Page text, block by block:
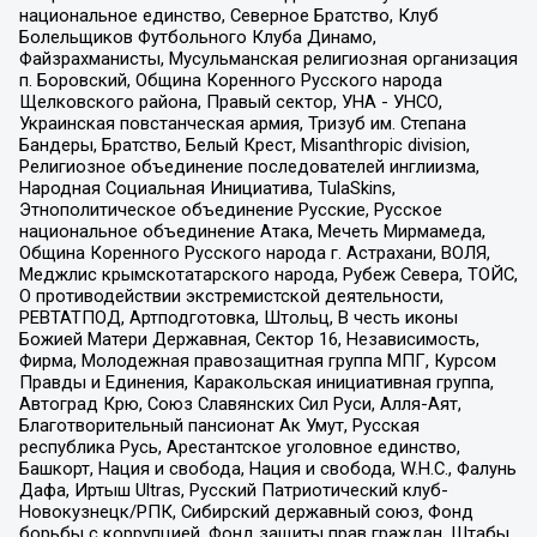
национальное единство, Северное Братство, Клуб
Болельщиков Футбольного Клуба Динамо,
Файзрахманисты, Мусульманская религиозная организация
п. Боровский, Община Коренного Русского народа
Щелковского района, Правый сектор, УНА - УНСО,
Украинская повстанческая армия, Тризуб им. Степана
Бандеры, Братство, Белый Крест, Misanthropic division,
Религиозное объединение последователей инглиизма,
Народная Социальная Инициатива, TulaSkins,
Этнополитическое объединение Русские, Русское
национальное объединение Атака, Мечеть Мирмамеда,
Община Коренного Русского народа г. Астрахани, ВОЛЯ,
Меджлис крымскотатарского народа, Рубеж Севера, ТОЙС,
О противодействии экстремистской деятельности,
РЕВТАТПОД, Артподготовка, Штольц, В честь иконы
Божией Матери Державная, Сектор 16, Независимость,
Фирма, Молодежная правозащитная группа МПГ, Курсом
Правды и Единения, Каракольская инициативная группа,
Автоград Крю, Союз Славянских Сил Руси, Алля-Аят,
Благотворительный пансионат Ак Умут, Русская
республика Русь, Арестантское уголовное единство,
Башкорт, Нация и свобода, Нация и свобода, W.H.С., Фалунь
Дафа, Иртыш Ultras, Русский Патриотический клуб-
Новокузнецк/РПК, Сибирский державный союз, Фонд